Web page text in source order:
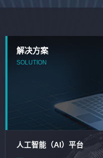
解决方案
SOLUTION
人工智能（AI）平台